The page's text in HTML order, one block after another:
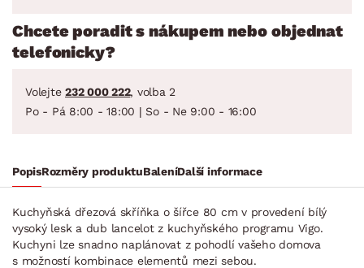
Chcete poradit s nákupem nebo objednat
telefonicky?
Volejte 232 000 222, volba 2
Po - Pá 8:00 - 18:00 | So - Ne 9:00 - 16:00
PopisRozměry produktuBaleníDalší informace
Kuchyňská dřezová skříňka o šířce 80 cm v provedení bílý
vysoký lesk a dub lancelot z kuchyňského programu Vigo.
Kuchyni lze snadno naplánovat z pohodlí vašeho domova
s možností kombinace elementů mezi sebou.